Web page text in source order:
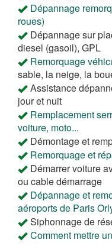
Dépannage
roues)
Dépannage sur
diesel (gasoil), GPL
Remorquage
sable, la neige, la
Assistance
jour et nuit
Remplacement
voiture, moto...
Démontage et
Remorquage et
Démarrer voiture
ou cable démarrage
Dépannage et
aéroports de Paris
Siphonnage de
Comment mettre